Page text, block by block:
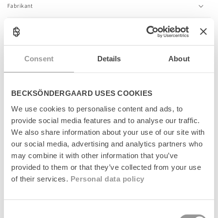
Consent Details About
BECKSÖNDERGAARD USES COOKIES
We use cookies to personalise content and ads, to
provide social media features and to analyse our traffic.
We also share information about your use of our site with
our social media, advertising and analytics partners who
may combine it with other information that you’ve
provided to them or that they’ve collected from your use
of their services. Personal data policy
o
n
Fabrikant